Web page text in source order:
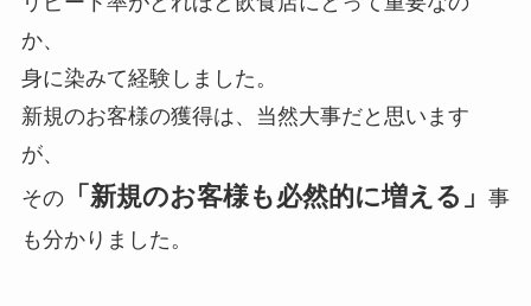
か、
身に染みて経験しました。
新規のお客様の獲得は、当然大事だと思います
が、
その「新規のお客様も必然的に増える」 事
も分かりました。